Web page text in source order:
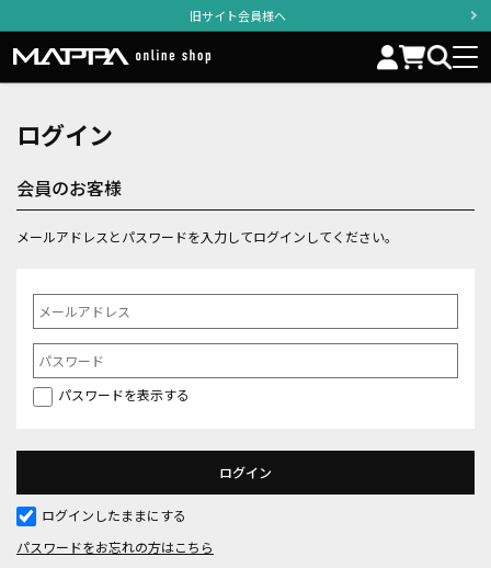
旧サイト会員様へ
ログイン
会員のお客様
メールアドレスとパスワードを入力してログインしてください。
パスワードを表示する
ログインしたままにする
パスワードをお忘れの方はこちら